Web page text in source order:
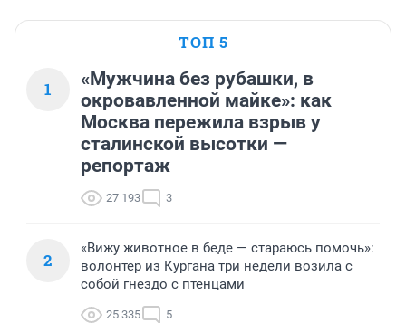
ТОП 5
1
«Мужчина без рубашки, в
окровавленной майке»: как
Москва пережила взрыв у
сталинской высотки —
репортаж
27 193 3
2
«Вижу животное в беде — стараюсь помочь»:
волонтер из Кургана три недели возила с
собой гнездо с птенцами
25 335 5